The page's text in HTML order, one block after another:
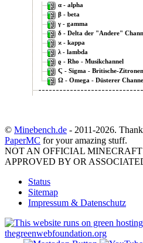
α - alpha
β - beta
γ - gamma
δ - Delta der "Andere"
ϰ - kappa
λ - lambda
ϱ - Rho - Musikchannel
Ϛ - Sigma - Britische-Zitronen
Ω - Omega - Düsterer
Eventplanung
Event II
Eventleitung
Minebench Server
Besprechung
Hidden Channel 2
Warteraum
© Minebench.de - 2011-2026.
PaperMC for your amazing stuff.
NOT AN OFFICIAL
APPROVED BY OR
Status
Sitemap
Impressum & Datenschutz